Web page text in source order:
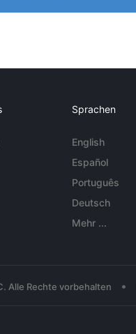
Sprachen
English
Español
Português
Deutsch
Mehr ...
Alle Rechte vorbehalten •